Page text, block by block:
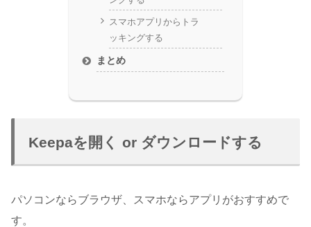
スマホアプリからトラ
ッキングする
まとめ
Keepaを開く or ダウンロードする
パソコンならブラウザ、スマホならアプリがおすすめで
す。